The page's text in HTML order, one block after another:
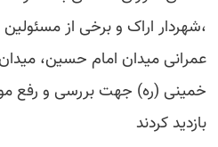
،شهردار اراک و برخی از مسئولین
عمرانی میدان امام حسین،
خمینی (ره) جهت بررسی و رفع
بازدید کردند